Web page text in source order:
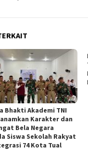
Bhakti Akademi TNI
Karakter dan
Bela Negara
Siswa Sekolah Rakyat
74 Kota Tual